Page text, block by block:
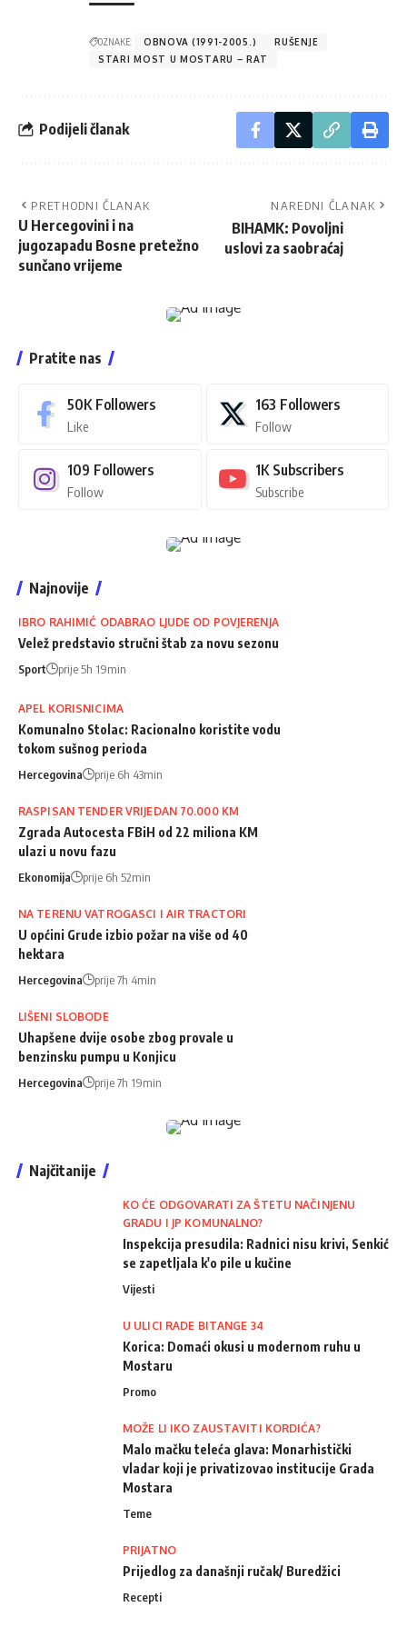
OZNAKE: OBNOVA (1991-2005.)
RUŠENJE
STARI MOST U MOSTARU – RAT
Podijeli članak
PRETHODNI ČLANAK
U Hercegovini i na
jugozapadu Bosne pretežno
sunčano vrijeme
NAREDNI ČLANAK
BIHAMK: Povoljni
uslovi za saobraćaj
Pratite nas
50K Followers
Like
163 Followers
Follow
109 Followers
Follow
1K Subscribers
Subscribe
Najnovije
IBRO RAHIMIĆ ODABRAO LJUDE OD POVJERENJA
Velež predstavio stručni štab za novu sezonu
Sport prije 5h 19min
APEL KORISNICIMA
Komunalno Stolac: Racionalno koristite vodu
tokom sušnog perioda
Hercegovina prije 6h 43min
RASPISAN TENDER VRIJEDAN 70.000 KM
Zgrada Autocesta FBiH od 22 miliona KM
ulazi u novu fazu
Ekonomija prije 6h 52min
NA TERENU VATROGASCI I AIR TRACTORI
U općini Grude izbio požar na više od 40
hektara
Hercegovina prije 7h 4min
LIŠENI SLOBODE
Uhapšene dvije osobe zbog provale u
benzinsku pumpu u Konjicu
Hercegovina prije 7h 19min
Najčitanije
KO ĆE ODGOVARATI ZA ŠTETU NAČINJENU
GRADU I JP KOMUNALNO?
Inspekcija presudila: Radnici nisu krivi, Senkić
se zapetljala k'o pile u kučine
Vijesti
U ULICI RADE BITANGE 34
Korica: Domaći okusi u modernom ruhu u
Mostaru
Promo
MOŽE LI IKO ZAUSTAVITI KORDIĆA?
Malo mačku teleća glava: Monarhistički
vladar koji je privatizovao institucije Grada
Mostara
Teme
PRIJATNO
Prijedlog za današnji ručak/ Buredžici
Recepti